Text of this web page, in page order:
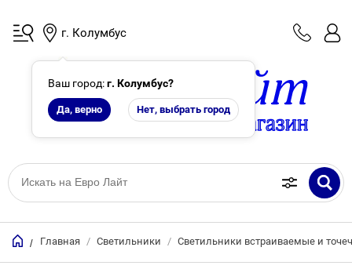
г. Колумбус
Ваш город:г. Колумбус?
Да, верно Нет, выбрать город
/ Главная / Светильники / Светильники встраиваемые и